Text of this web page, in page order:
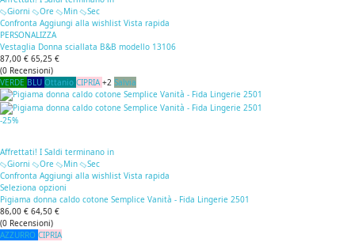
Giorni
Ore Min
Sec
Confronta Aggiungi alla wishlist Vista rapida
PERSONALIZZA
Vestaglia Donna sciallata B&B modello 13106
87,00 € 65,25 €
(0 Recensioni)
VERDE BLU Ottanio CIPRIA +2 Salvia
-25%
Affrettati! I Saldi terminano in
Giorni
Ore Min
Sec
Confronta Aggiungi alla wishlist Vista rapida
Seleziona opzioni
Pigiama donna caldo cotone Semplice Vanità - Fida Lingerie 2501
86,00 € 64,50 €
(0 Recensioni)
AZZURRO CIPRIA